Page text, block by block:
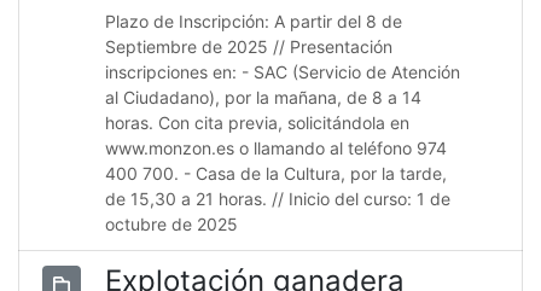
Plazo de Inscripción: A partir del 8 de
Septiembre de 2025 // Presentación
inscripciones en: - SAC (Servicio de Atención
al Ciudadano), por la mañana, de 8 a 14
horas. Con cita previa, solicitándola en
www.monzon.es o llamando al teléfono 974
400 700. - Casa de la Cultura, por la tarde,
de 15,30 a 21 horas. // Inicio del curso: 1 de
octubre de 2025
Explotación ganadera